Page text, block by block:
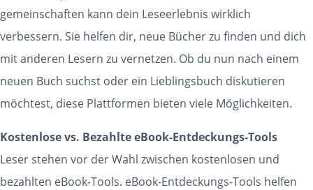
gemeinschaften kann dein Leseerlebnis wirklich
verbessern. Sie helfen dir, neue Bücher zu finden und dich
mit anderen Lesern zu vernetzen. Ob du nun nach einem
neuen Buch suchst oder ein Lieblingsbuch diskutieren
möchtest, diese Plattformen bieten viele Möglichkeiten.
Kostenlose vs. Bezahlte eBook-Entdeckungs-Tools
Leser stehen vor der Wahl zwischen kostenlosen und
bezahlten eBook-Tools. eBook-Entdeckungs-Tools helfen